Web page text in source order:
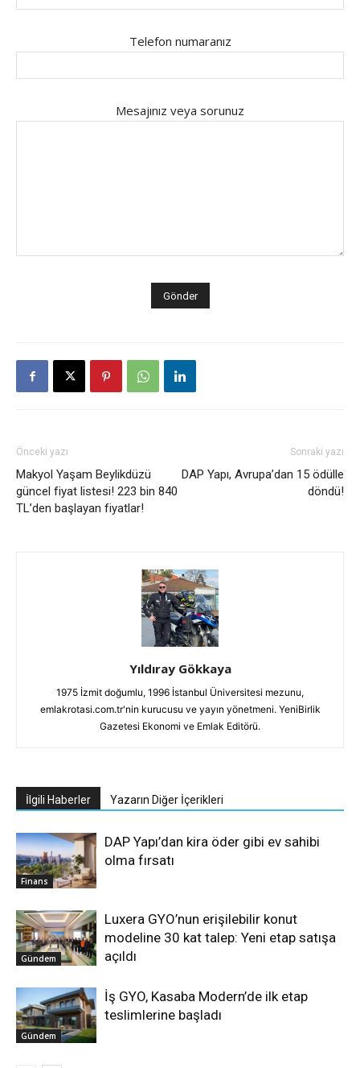
Telefon numaranız
Mesajınız veya sorunuz
Önceki yazı
Makyol Yaşam Beylikdüzü
güncel fiyat listesi! 223 bin 840
TL’den başlayan fiyatlar!
Sonraki yazı
DAP Yapı, Avrupa’dan 15 ödülle
döndü!
Yıldıray Gökkaya
1975 İzmit doğumlu, 1996 İstanbul Üniversitesi mezunu,
emlakrotasi.com.tr'nin kurucusu ve yayın yönetmeni. YeniBirlik
Gazetesi Ekonomi ve Emlak Editörü.
İlgili Haberler Yazarın Diğer İçerikleri
Finans
DAP Yapı’dan kira öder gibi ev sahibi
olma fırsatı
Gündem
Luxera GYO’nun erişilebilir konut
modeline 30 kat talep: Yeni etap satışa
açıldı
Gündem
İş GYO, Kasaba Modern’de ilk etap
teslimlerine başladı